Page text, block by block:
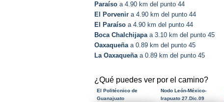
Paraíso a 4.90 km del punto 44
El Porvenir a 4.90 km del punto 44
El Paraíso a 4.90 km del punto 44
Boca Chalchijapaa 3.10 km del punto 45
Oaxaqueñaa 0.89 km del punto 45
La Oaxaqueñaa 0.89 km del punto 45
¿Qué puedes ver por el camino?
El Politécnico de
Guanajuato
Nodo León-México-
Irapuato 27.Dic.09